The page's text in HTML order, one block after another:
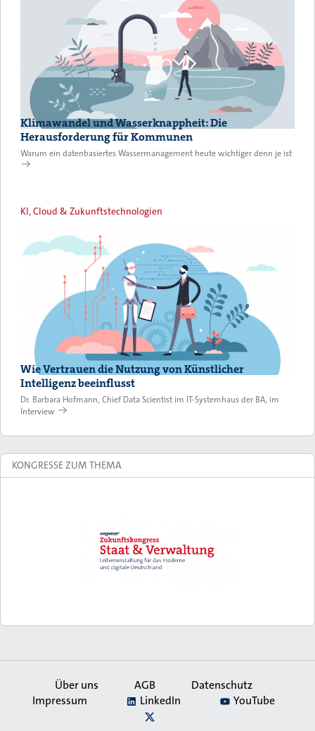
Klimawandel und Wasserknappheit: Die
Herausforderung für Kommunen
Warum ein datenbasiertes Wassermanagement heute wichtiger denn je ist
KI, Cloud & Zukunftstechnologien
Wie Vertrauen die Nutzung von Künstlicher
Intelligenz beeinflusst
Dr. Barbara Hofmann, Chief Data Scientist im IT-Systemhaus der BA, im
Interview
KONGRESSE ZUM THEMA
Secondary
Über uns AGB
Datenschutz
Impressum
LinkedIn
YouTube